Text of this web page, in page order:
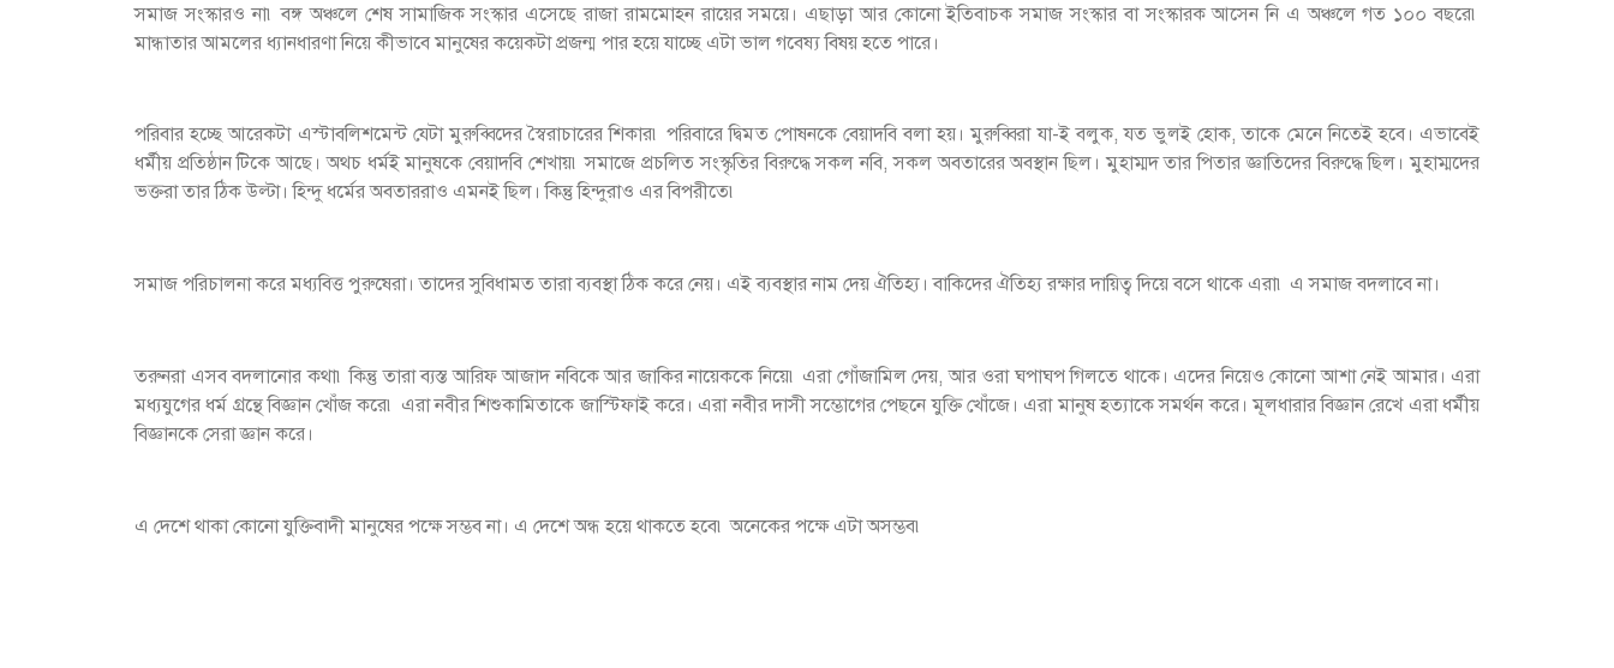
সমাজ সংস্কারও না৷ বঙ্গ অঞ্চলে শেষ সামাজিক সংস্কার এসেছে রাজা রামমোহন রায়ের সময়ে। এছাড়া আর কোনো ইতিবাচক সমাজ সংস্কার বা সংস্কারক আসেন নি এ অঞ্চলে গত ১০০ বছরে৷
মান্ধাতার আমলের ধ্যানধারণা নিয়ে কীভাবে মানুষের কয়েকটা প্রজন্ম পার হয়ে যাচ্ছে এটা ভাল গবেষ্য বিষয় হতে পারে।
পরিবার হচ্ছে আরেকটা এস্টাবলিশমেন্ট যেটা মুরুব্বিদের স্বৈরাচারের শিকার৷ পরিবারে দ্বিমত পোষনকে বেয়াদবি বলা হয়। মুরুব্বিরা যা-ই বলুক, যত ভুলই হোক, তাকে মেনে নিতেই হবে। এভাবেই
ধর্মীয় প্রতিষ্ঠান টিকে আছে। অথচ ধর্মই মানুষকে বেয়াদবি শেখায়৷ সমাজে প্রচলিত সংস্কৃতির বিরুদ্ধে সকল নবি, সকল অবতারের অবস্থান ছিল। মুহাম্মদ তার পিতার জ্ঞাতিদের বিরুদ্ধে ছিল। মুহাম্মদের
ভক্তরা তার ঠিক উল্টা। হিন্দু ধর্মের অবতাররাও এমনই ছিল। কিন্তু হিন্দুরাও এর বিপরীতে৷
সমাজ পরিচালনা করে মধ্যবিত্ত পুরুষেরা। তাদের সুবিধামত তারা ব্যবস্থা ঠিক করে নেয়। এই ব্যবস্থার নাম দেয় ঐতিহ্য। বাকিদের ঐতিহ্য রক্ষার দায়িত্ব দিয়ে বসে থাকে এরা৷ এ সমাজ বদলাবে না।
তরুনরা এসব বদলানোর কথা৷ কিন্তু তারা ব্যস্ত আরিফ আজাদ নবিকে আর জাকির নায়েককে নিয়ে৷ এরা গোঁজামিল দেয়, আর ওরা ঘপাঘপ গিলতে থাকে। এদের নিয়েও কোনো আশা নেই আমার। এরা
মধ্যযুগের ধর্ম গ্রন্থে বিজ্ঞান খোঁজ করে৷ এরা নবীর শিশুকামিতাকে জাস্টিফাই করে। এরা নবীর দাসী সম্ভোগের পেছনে যুক্তি খোঁজে। এরা মানুষ হত্যাকে সমর্থন করে। মূলধারার বিজ্ঞান রেখে এরা ধর্মীয়
বিজ্ঞানকে সেরা জ্ঞান করে।
এ দেশে থাকা কোনো যুক্তিবাদী মানুষের পক্ষে সম্ভব না। এ দেশে অন্ধ হয়ে থাকতে হবে৷ অনেকের পক্ষে এটা অসম্ভব৷